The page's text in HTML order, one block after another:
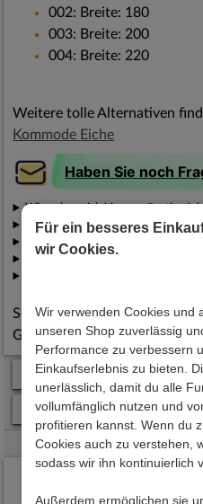
Für ein besseres
wir Cookies.
Wir verwenden Cookies und
unseren Shop zuverlässig
Performance zu verbessern
Einkaufserlebnis zu bieten.
unerlässlich, damit du alle
vollumfänglich nutzen und
profitieren kannst. Wenn du
Cookies auch zu verstehen,
sodass wir ihn kontinuierlich
Außerdem ermöglichen sie
Kundenvorteile
Zahlung & Lieferung
002: Breite: 180
003: Breite: 200
004: Breite: 220
Weitere tolle Alternativen
Kommode Eiche
Haben Sie noch
Wieso kann ich hier so günstig
Wie wird die Qualität konstant
Wie werden meine Daten
Selbstverständlich haben Sie
Gewährleistung